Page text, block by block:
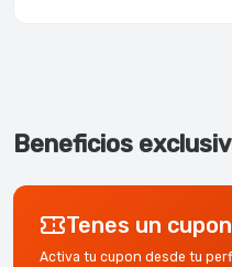
Beneficios
Tenes un
Activa tu cupon desde tu